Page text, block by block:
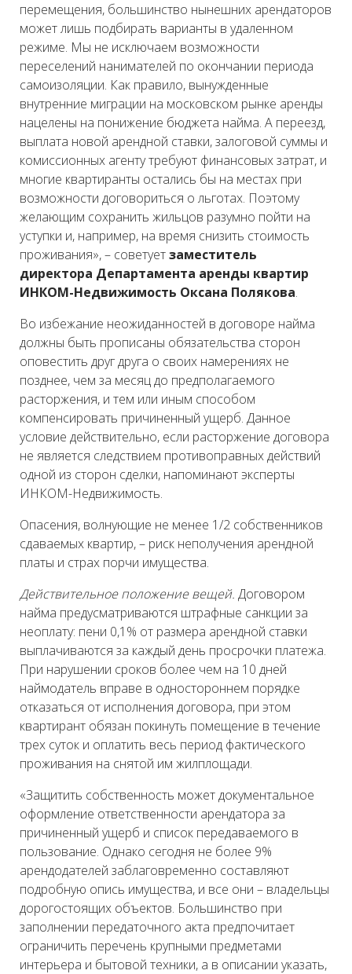
перемещения, большинство нынешних арендаторов
может лишь подбирать варианты в удаленном
режиме. Мы не исключаем возможности
переселений нанимателей по окончании периода
самоизоляции. Как правило, вынужденные
внутренние миграции на московском рынке аренды
нацелены на понижение бюджета найма. А переезд,
выплата новой арендной ставки, залоговой суммы и
комиссионных агенту требуют финансовых затрат, и
многие квартиранты остались бы на местах при
возможности договориться о льготах. Поэтому
желающим сохранить жильцов разумно пойти на
уступки и, например, на время снизить стоимость
проживания», – советуетзаместитель
директора Департамента аренды квартир
ИНКОМ-Недвижимость Оксана Полякова.
Во избежание неожиданностей в договоре найма
должны быть прописаны обязательства сторон
оповестить друг друга о своих намерениях не
позднее, чем за месяц до предполагаемого
расторжения, и тем или иным способом
компенсировать причиненный ущерб. Данное
условие действительно, если расторжение договора
не является следствием противоправных действий
одной из сторон сделки, напоминают эксперты
ИНКОМ-Недвижимость.
Опасения, волнующие не менее 1/2 собственников
сдаваемых квартир, – риск неполучения арендной
платы и страх порчи имущества.
Действительное положение вещей. Договором
найма предусматриваются штрафные санкции за
неоплату: пени 0,1% от размера арендной ставки
выплачиваются за каждый день просрочки платежа.
При нарушении сроков более чем на 10 дней
наймодатель вправе в одностороннем порядке
отказаться от исполнения договора, при этом
квартирант обязан покинуть помещение в течение
трех суток и оплатить весь период фактического
проживания на снятой им жилплощади.
«Защитить собственность может документальное
оформление ответственности арендатора за
причиненный ущерб и список передаваемого в
пользование. Однако сегодня не более 9%
арендодателей заблаговременно составляют
подробную опись имущества, и все они – владельцы
дорогостоящих объектов. Большинство при
заполнении передаточного акта предпочитает
ограничить перечень крупными предметами
интерьера и бытовой техники, а в описании указать,